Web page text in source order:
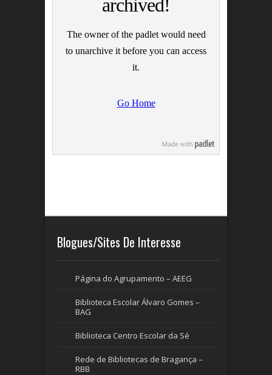
Blogues/Sites De Interesse
Página do Agrupamento – AEEG
Biblioteca Escolar Álvaro Gomes –
BAG
Biblioteca Centro Escolar da Sé
Rede de Bibliotecas de Bragança –
RBB